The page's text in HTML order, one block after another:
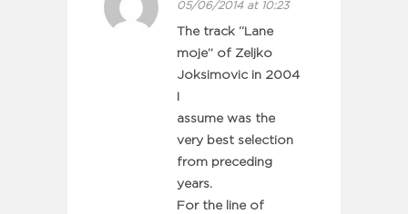
05/06/2014 at 10:23
The track “Lane
moje” of Zeljko
Joksimovic in 2004
assume was the
very best selection
from preceding
years.
For the line of